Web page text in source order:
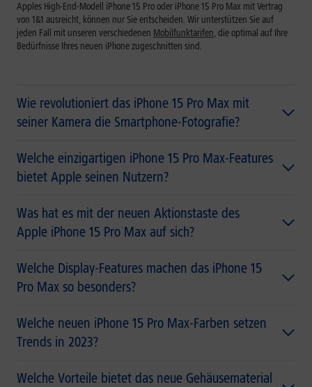
Apples High-End-Modell iPhone 15 Pro oder iPhone 15 Pro Max mit Vertrag
von 1&1 ausreicht, können nur Sie entscheiden. Wir unterstützen Sie auf
jeden Fall mit unseren verschiedenen Mobilfunktarifen, die optimal auf Ihre
Bedürfnisse Ihres neuen iPhone zugeschnitten sind.
Wie revolutioniert das iPhone 15 Pro Max mit
seiner Kamera die Smartphone-Fotografie?
Welche einzigartigen iPhone 15 Pro Max-Features
bietet Apple seinen Nutzern?
Was hat es mit der neuen Aktionstaste des
Apple iPhone 15 Pro Max auf sich?
Welche Display-Features machen das iPhone 15
Pro Max so besonders?
Welche neuen iPhone 15 Pro Max-Farben setzen
Trends in 2023?
Welche Vorteile bietet das neue Gehäusematerial